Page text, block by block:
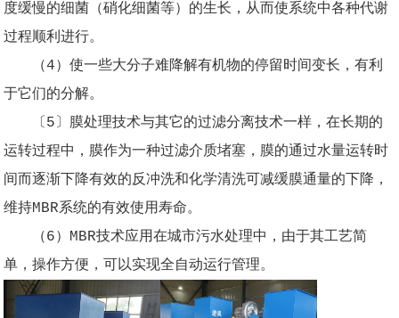
度缓慢的细菌（硝化细菌等）的生长，从而使系统中各种代谢
过程顺利进行。
（4）使一些大分子难降解有机物的停留时间变长，有利
于它们的分解。
〔5〕膜处理技术与其它的过滤分离技术一样，在长期的
运转过程中，膜作为一种过滤介质堵塞，膜的通过水量运转时
间而逐渐下降有效的反冲洗和化学清洗可减缓膜通量的下降，
维持MBR系统的有效使用寿命。
（6）MBR技术应用在城市污水处理中，由于其工艺简
单，操作方便，可以实现全自动运行管理。